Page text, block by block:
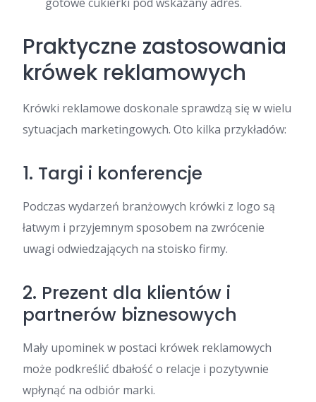
Praktyczne zastosowania
krówek reklamowych
Krówki reklamowe doskonale sprawdzą się w wielu
sytuacjach marketingowych. Oto kilka przykładów:
1. Targi i konferencje
Podczas wydarzeń branżowych krówki z logo są
łatwym i przyjemnym sposobem na zwrócenie
uwagi odwiedzających na stoisko firmy.
2. Prezent dla klientów i
partnerów biznesowych
Mały upominek w postaci krówek reklamowych
może podkreślić dbałość o relacje i pozytywnie
wpłynąć na odbiór marki.